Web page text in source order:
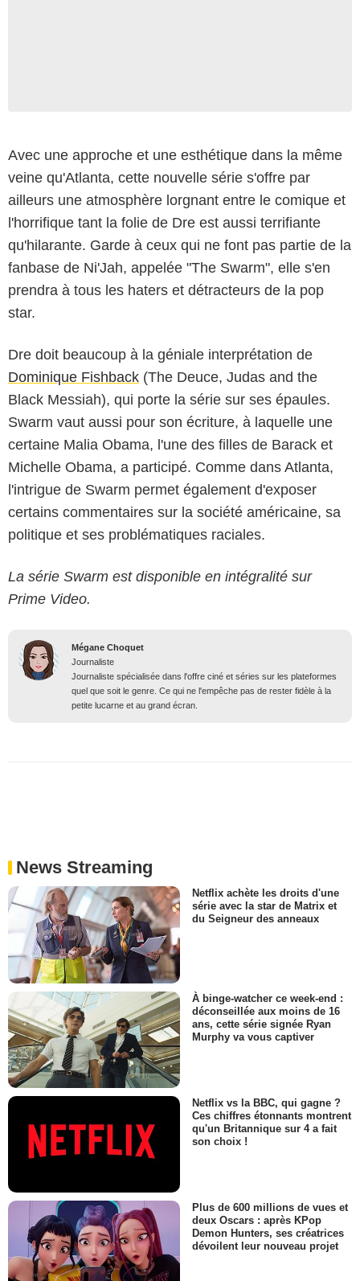
Avec une approche et une esthétique dans la même
veine qu'Atlanta, cette nouvelle série s'offre par
ailleurs une atmosphère lorgnant entre le comique et
l'horrifique tant la folie de Dre est aussi terrifiante
qu'hilarante. Garde à ceux qui ne font pas partie de la
fanbase de Ni'Jah, appelée "The Swarm", elle s'en
prendra à tous les haters et détracteurs de la pop
star.
Dre doit beaucoup à la géniale interprétation de
Dominique Fishback (The Deuce, Judas and the
Black Messiah), qui porte la série sur ses épaules.
Swarm vaut aussi pour son écriture, à laquelle une
certaine Malia Obama, l'une des filles de Barack et
Michelle Obama, a participé. Comme dans Atlanta,
l'intrigue de Swarm permet également d'exposer
certains commentaires sur la société américaine, sa
politique et ses problématiques raciales.
La série Swarm est disponible en intégralité sur
Prime Video.
Mégane Choquet
Journaliste
Journaliste spécialisée dans l'offre ciné et séries sur les plateformes
quel que soit le genre. Ce qui ne l'empêche pas de rester fidèle à la
petite lucarne et au grand écran.
News Streaming
Netflix achète les droits d'une
série avec la star de Matrix et
du Seigneur des anneaux
À binge-watcher ce week-end :
déconseillée aux moins de 16
ans, cette série signée Ryan
Murphy va vous captiver
Netflix vs la BBC, qui gagne ?
Ces chiffres étonnants montrent
qu'un Britannique sur 4 a fait
son choix !
Plus de 600 millions de vues et
deux Oscars : après KPop
Demon Hunters, ses créatrices
dévoilent leur nouveau projet